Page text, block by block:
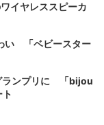
イヤレススピーカ
い 「ベビースター
ランプリに 「bijou